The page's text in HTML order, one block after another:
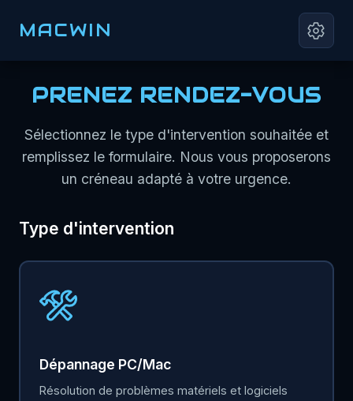
MACWIN
PRENEZ RENDEZ-VOUS
Sélectionnez le type d'intervention souhaitée et
remplissez le formulaire. Nous vous proposerons
un créneau adapté à votre urgence.
Type d'intervention
Dépannage PC/Mac
Résolution de problèmes matériels et logiciels